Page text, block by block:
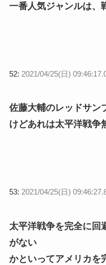
一番人気ジャンルは、
52: 2021/04/25(日)
佐藤大輔のレッドサン
けどあれは太平洋戦争
53: 2021/04/25(日)
太平洋戦争を完全に回
がない
かといってアメリカを